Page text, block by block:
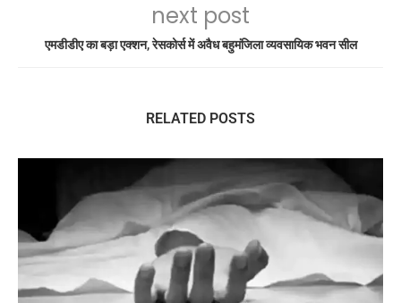
next post
एमडीडीए का बड़ा एक्शन, रेसकोर्स में अवैध बहुमंजिला व्यवसायिक भवन सील
RELATED POSTS